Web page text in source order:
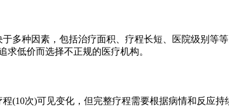
多种因素，包括治疗面积、疗程长短、医院级别等
低价而选择不正规的医疗机构。
(10次)可见变化，但完整疗程需要根据病情和反应持